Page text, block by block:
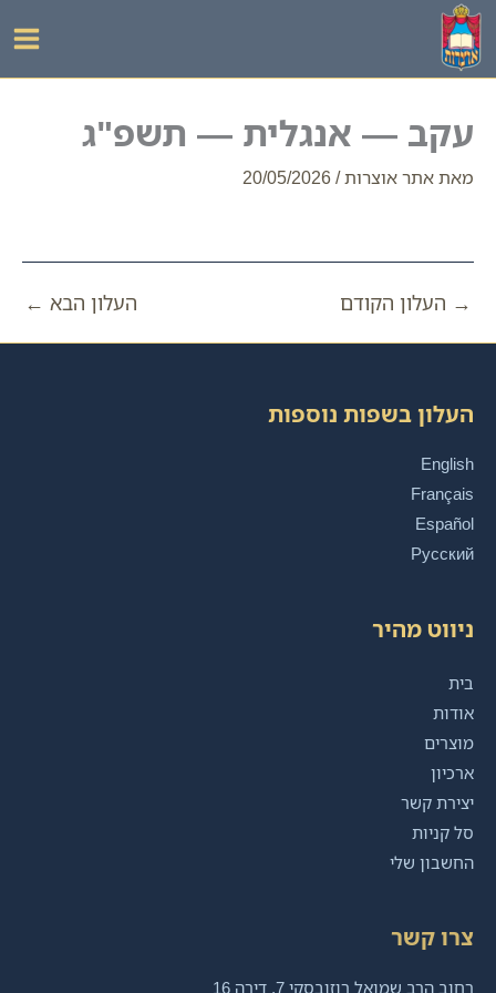
דילוג
לתוכן
עקב — אנגלית — תשפ"ג
מאתאתר אוצרות/
20/05/2026
→ העלון הקודם העלון הבא ←
העלון בשפות נוספות
English
Français
Español
Русский
ניווט מהיר
בית
אודות
מוצרים
ארכיון
יצירת קשר
סל קניות
החשבון שלי
צרו קשר
רחוב הרב שמואל רוזובסקי 7, דירה 16